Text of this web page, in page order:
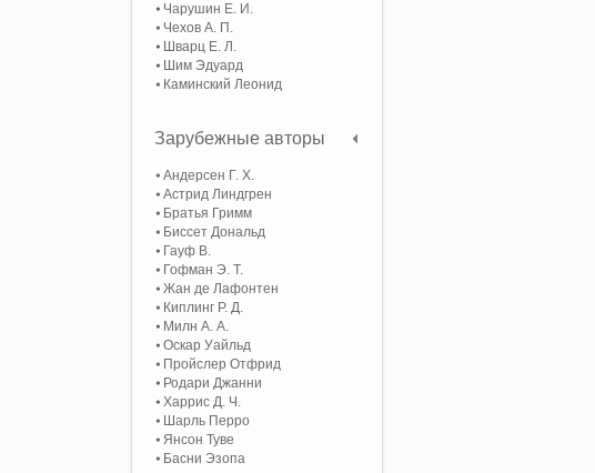
Чарушин Е. И.
Чехов А. П.
Шварц Е. Л.
Шим Эдуард
Каминский Леонид
Зарубежные авторы
Андерсен Г. Х.
Астрид Линдгрен
Братья Гримм
Биссет Дональд
Гауф В.
Гофман Э. Т.
Жан де Лафонтен
Киплинг Р. Д.
Милн А. А.
Оскар Уайльд
Пройслер Отфрид
Родари Джанни
Харрис Д. Ч.
Шарль Перро
Янсон Туве
Басни Эзопа